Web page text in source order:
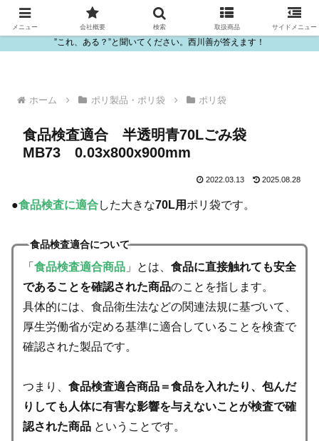
ビニール・プラスチック製品の卸販売は西川善
”これ、ある？”と聞いてください。西川善が答えます！
ホーム ポリ製品・ポリ袋 ポリ袋
食品検査適合 半透明青70Lごみ袋
MB73 0.03x800x900mm
2022.03.13 2025.08.28
●食品検査に適合した大きな70L用 ポリ袋です。
食品検査適合について
「 食品検査適合商品」とは、 食品に直接触れても安全
であることを確認された商品のことを指します。
具体的には、食品衛生法などの関連法規に基づいて、
厚生労働省が定める基準に適合していることを検査で
確認された製品です。
つまり、 食品検査適合商品＝食品を入れたり、包んだ
りしても人体に有害な影響を与えないことが検査で確
認された商品ということです。
メニュー 会社概要 検索 取扱商品 サイドメニュー